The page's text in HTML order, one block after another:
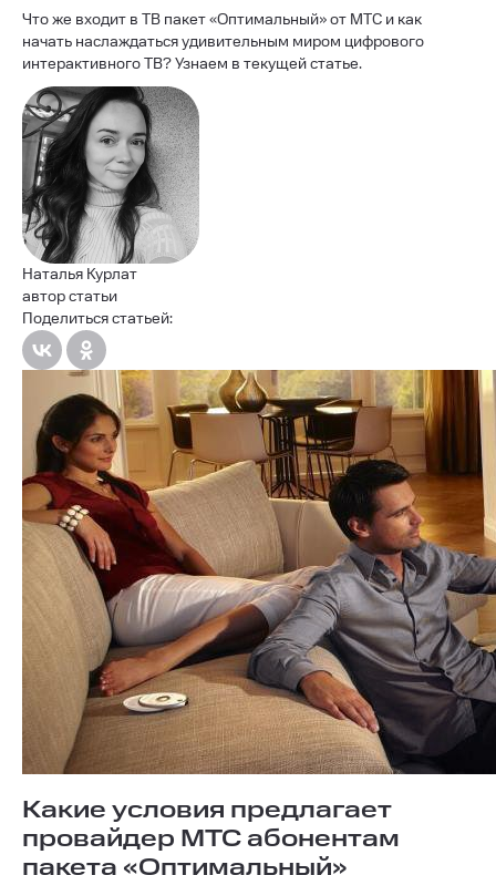
Что же входит в ТВ пакет «Оптимальный» от МТС и как
начать наслаждаться удивительным миром цифрового
интерактивного ТВ? Узнаем в текущей статье.
Наталья Курлат
автор статьи
Поделиться статьей:
Какие условия предлагает
провайдер МТС абонентам
пакета «Оптимальный»